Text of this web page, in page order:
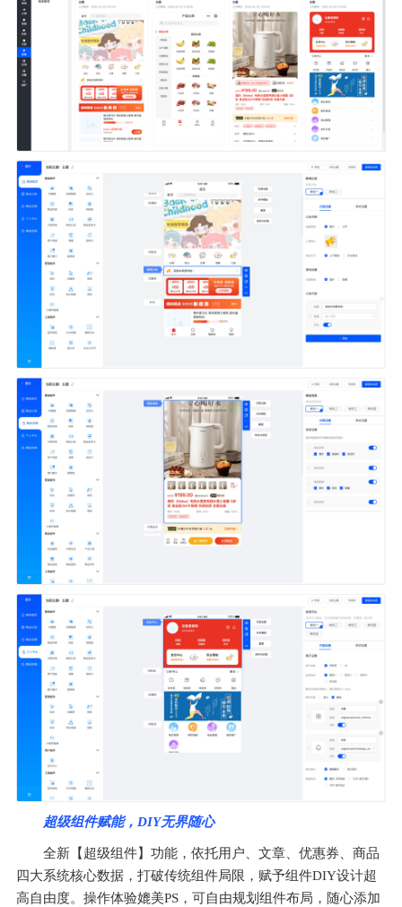
超级组件赋能，DIY无界随心
全新【超级组件】功能，依托用户、文章、优惠券、商品
四大系统核心数据，打破传统组件局限，赋予组件DIY设计超
高自由度。操作体验媲美PS，可自由规划组件布局，随心添加